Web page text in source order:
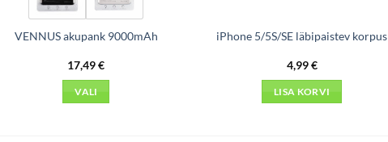
VENNUS akupank 9000mAh
17,49€
VALI
iPhone 5/5S/SE läbipaistev korpus
4,99€
LISA KORVI